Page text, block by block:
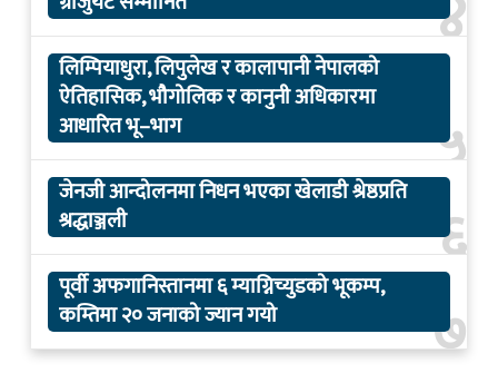
४
५
लिम्पियाधुरा, लिपुलेख र कालापानी नेपालको
ऐतिहासिक, भौगोलिक र कानुनी अधिकारमा
आधारित भू–भाग
६
जेनजी आन्दोलनमा निधन भएका खेलाडी श्रेष्ठप्रति
श्रद्धाञ्जली
७
पूर्वी अफगानिस्तानमा ६ म्याग्निच्युडको भूकम्प,
कम्तिमा २० जनाको ज्यान गयो